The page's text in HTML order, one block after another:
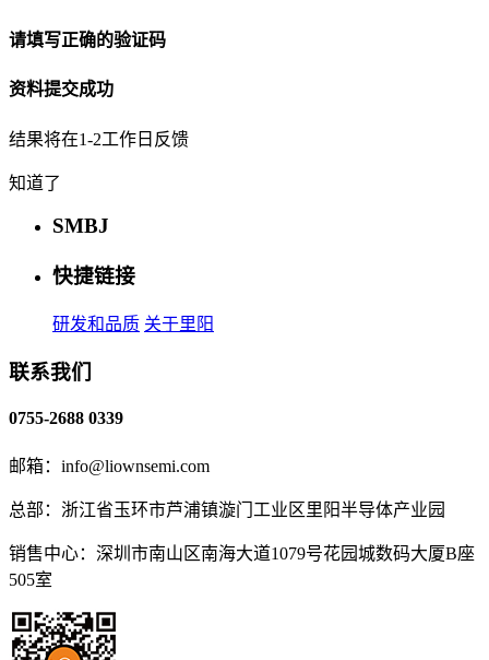
请填写正确的验证码
资料提交成功
结果将在1-2工作日反馈
知道了
SMBJ
快捷链接
研发和品质 关于里阳
联系我们
0755-2688 0339
邮箱：info@liownsemi.com
总部：浙江省玉环市芦浦镇漩门工业区里阳半导体产业园
销售中心：深圳市南山区南海大道1079号花园城数码大厦B座
505室